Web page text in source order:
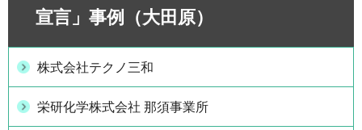
宣言」事例（大田原）
株式会社テクノ三和
栄研化学株式会社 那須事業所